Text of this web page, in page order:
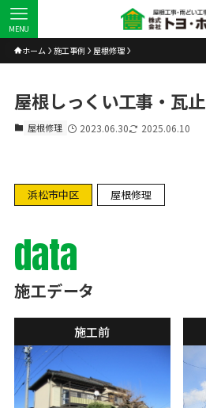
MENU
ホーム 施工事例 屋根修理
屋根しっくい工事・瓦
屋根修理 2023.06.30 2025.06.10
浜松市中区 屋根修理
data
施工データ
施工前